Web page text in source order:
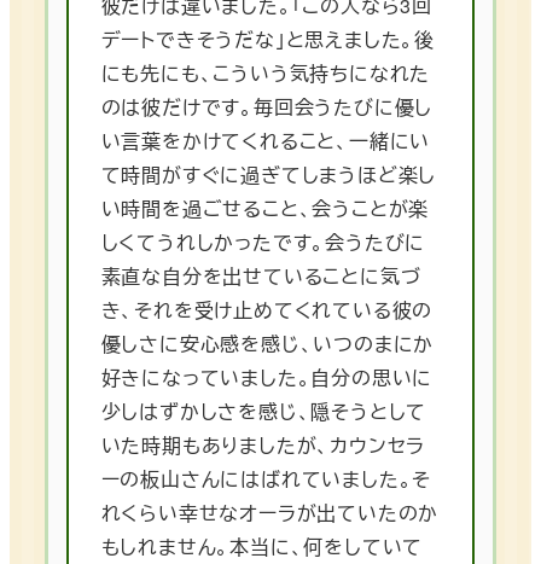
デートできそうだな」と思えました。後
にも先にも、こういう気持ちになれた
のは彼だけです。毎回会うたびに優し
い言葉をかけてくれること、一緒にい
て時間がすぐに過ぎてしまうほど楽し
い時間を過ごせること、会うことが楽
しくてうれしかったです。会うたびに
素直な自分を出せていることに気づ
き、それを受け止めてくれている彼の
優しさに安心感を感じ、いつのまにか
好きになっていました。自分の思いに
少しはずかしさを感じ、隠そうとして
いた時期もありましたが、カウンセラ
ーの板山さんにはばれていました。そ
れくらい幸せなオーラが出ていたのか
もしれません。本当に、何をしていて